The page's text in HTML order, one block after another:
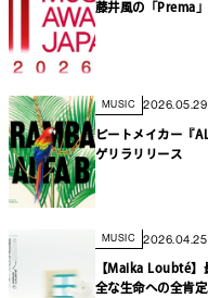
藤井風の「Prema」
MUSIC 2026.05.29
ビートメイカー『
ゲリラリリース
MUSIC 2026.04.25
【Maika Loubté
全な生命への全肯